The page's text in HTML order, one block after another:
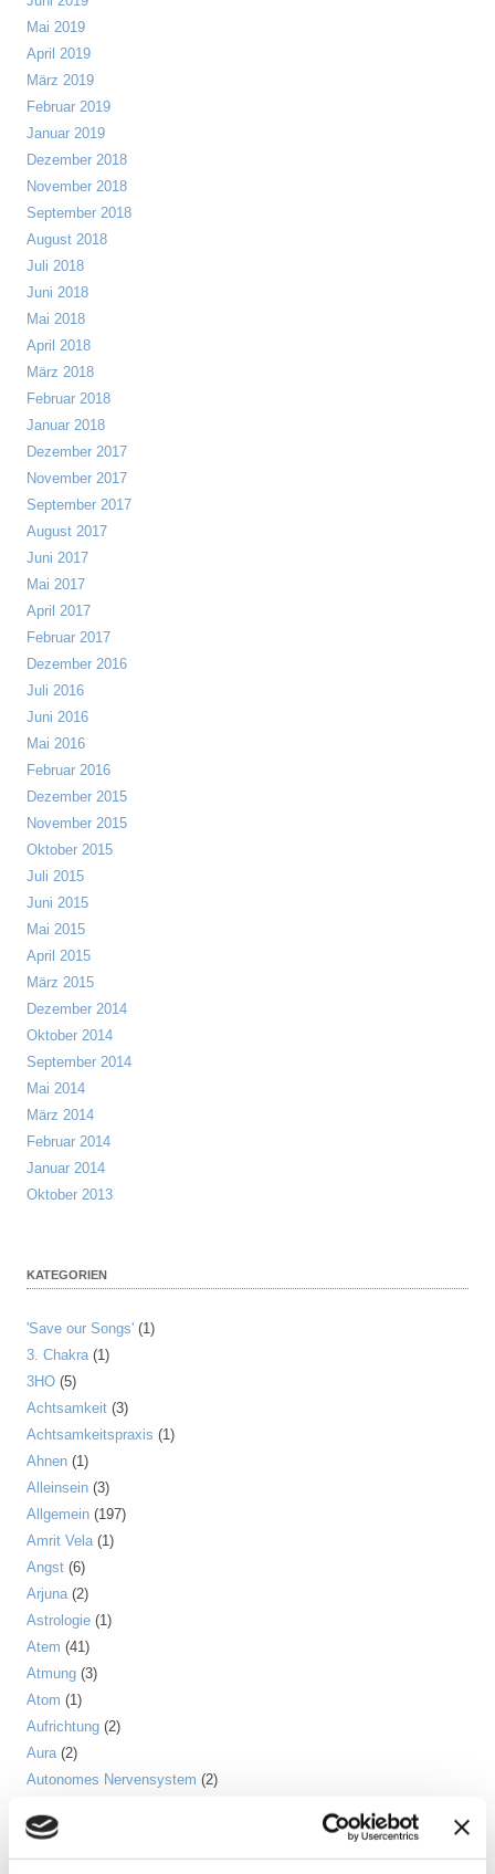
Mai 2019
April 2019
März 2019
Februar 2019
Januar 2019
Dezember 2018
November 2018
September 2018
August 2018
Juli 2018
Juni 2018
Mai 2018
April 2018
März 2018
Februar 2018
Januar 2018
Dezember 2017
November 2017
September 2017
August 2017
Juni 2017
Mai 2017
April 2017
Februar 2017
Dezember 2016
Juli 2016
Juni 2016
Mai 2016
Februar 2016
Dezember 2015
November 2015
Oktober 2015
Juli 2015
Juni 2015
Mai 2015
April 2015
März 2015
Dezember 2014
Oktober 2014
September 2014
Mai 2014
März 2014
Februar 2014
Januar 2014
Oktober 2013
KATEGORIEN
'Save our Songs' (1)
3. Chakra(1)
3HO (5)
Achtsamkeit (3)
Achtsamkeitspraxis (1)
Ahnen (1)
Alleinsein (3)
Allgemein (197)
Amrit Vela(1)
Angst (6)
Arjuna(2)
Astrologie (1)
Atem (41)
Atmung (3)
Atom (1)
Aufrichtung (2)
Aura(2)
Autonomes Nervensystem (2)
Balance
Beinmuskulatur(1)